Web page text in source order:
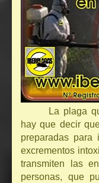
La plaga
hay que decir
preparadas
excrementos
transmiten las
personas, que